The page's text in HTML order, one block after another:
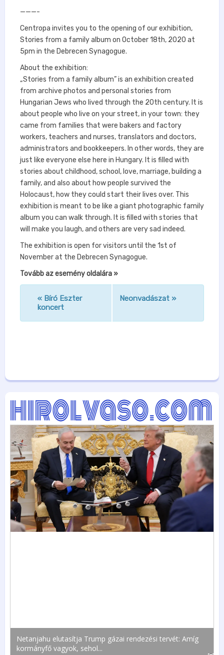
———-
Centropa invites you to the opening of our exhibition,
Stories from a family album on October 18th, 2020 at
5pm in the Debrecen Synagogue.
About the exhibition:
„Stories from a family album” is an exhibition created
from archive photos and personal stories from
Hungarian Jews who lived through the 20th century. It is
about people who live on your street, in your town: they
came from families that were bakers and factory
workers, teachers and nurses, translators and doctors,
administrators and bookkeepers. In other words, they are
just like everyone else here in Hungary. It is filled with
stories about childhood, school, love, marriage, building a
family, and also about how people survived the
Holocaust, how they could start their lives over. This
exhibition is meant to be like a giant photographic family
album you can walk through. It is filled with stories that
will make you laugh, and others are very sad indeed.
The exhibition is open for visitors until the 1st of
November at the Debrecen Synagogue.
Tovább az esemény oldalára »
a
i
ó
« Bíró Eszter
koncert
Neonvadászat »